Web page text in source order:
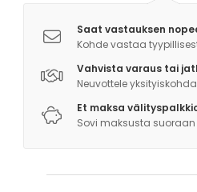
Saat vastauksen
Kohde vastaa
Vahvista varaus tai
Neuvottele
Et maksa
Sovi maksusta